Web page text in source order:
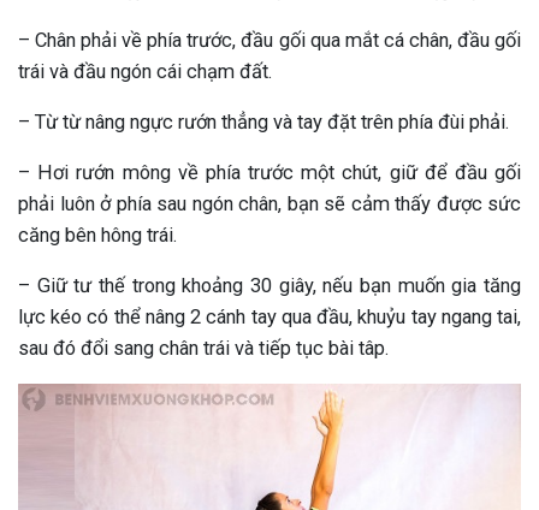
– Chân phải về phía trước, đầu gối qua mắt cá chân, đầu gối
trái và đầu ngón cái chạm đất.
– Từ từ nâng ngực rướn thẳng và tay đặt trên phía đùi phải.
– Hơi rướn mông về phía trước một chút, giữ để đầu gối
phải luôn ở phía sau ngón chân, bạn sẽ cảm thấy được sức
căng bên hông trái.
– Giữ tư thế trong khoảng 30 giây, nếu bạn muốn gia tăng
lực kéo có thể nâng 2 cánh tay qua đầu, khuỷu tay ngang tai,
sau đó đổi sang chân trái và tiếp tục bài tâp.